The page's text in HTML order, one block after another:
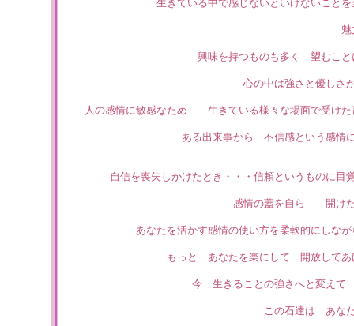
生きている中で感じないといけないこと
興味を持つものも多く 望むこと
心の中は強さと優しさ
人の感情に敏感なため 生きている様々な場面で受けた
ある出来事から 不信感という感情
自信を喪失しかけたとき・・・信頼というものに目
感情の蓋を自ら 開けた
あなたを活かす感情の使い方を柔軟的にし
もっと あなたを楽にして 開放してあ
今 生きることの強さへと変えて
この石達は あな